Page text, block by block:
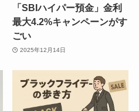
「SBIハイパー預金」金利
最大4.2%キャンペーンがす
ごい
2025年12月14日